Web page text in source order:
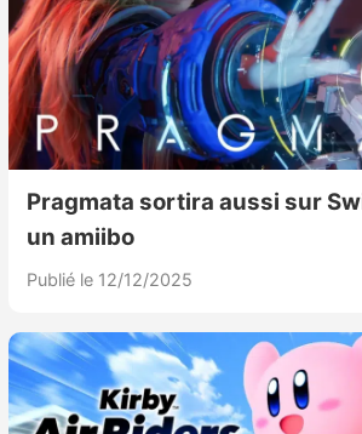
Pragmata sortira aussi sur
un amiibo
Publié le 12/12/2025